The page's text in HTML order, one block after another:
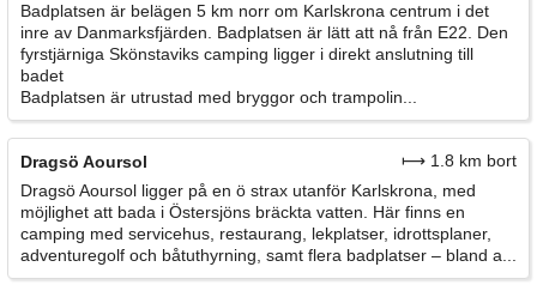
Badplatsen är belägen 5 km norr om Karlskrona centrum i det
inre av Danmarksfjärden. Badplatsen är lätt att nå från E22. Den
fyrstjärniga Skönstaviks camping ligger i direkt anslutning till
badet
Badplatsen är utrustad med bryggor och trampolin...
Dragsö Aoursol
⟼ 1.8 km bort
Dragsö Aoursol ligger på en ö strax utanför Karlskrona, med
möjlighet att bada i Östersjöns bräckta vatten. Här finns en
camping med servicehus, restaurang, lekplatser, idrottsplaner,
adventuregolf och båtuthyrning, samt flera badplatser – bland a...